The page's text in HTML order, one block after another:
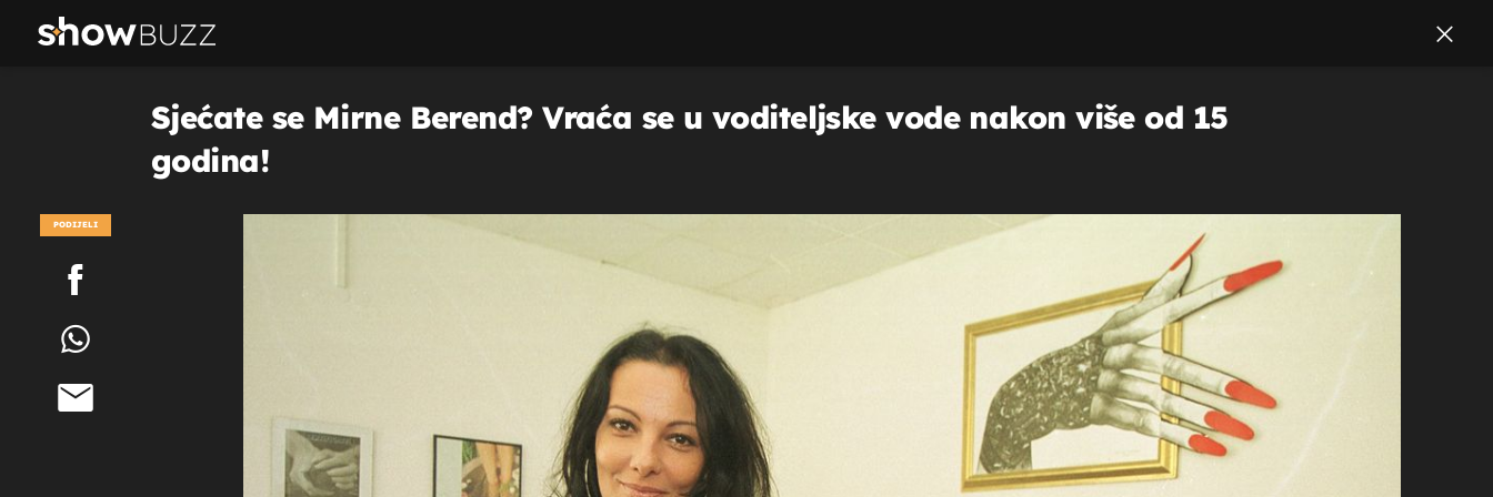
Sjećate se Mirne Berend? Vraća se u voditeljske vode nakon više od 15
godina!
PODIJELI